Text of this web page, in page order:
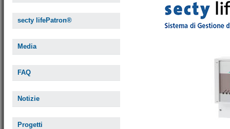
secty lifePatron®
Media
FAQ
Notizie
Progetti